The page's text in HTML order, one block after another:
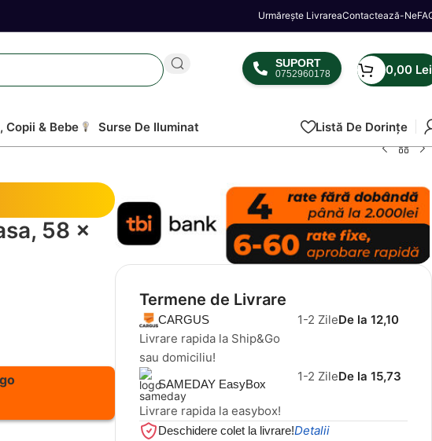
Urmărește LivrareaContactează-Ne
SUPORT
0752960178 0,00 Lei
Copii & Bebe Surse De Iluminat
Listă De Dorințe
58 x
Termene de Livrare
CARGUS
Livrare rapida la Ship&Go
sau domiciliu!
1-2 ZileDe la 12,10
SAMEDAY EasyBox
Livrare rapida la easybox!
1-2 ZileDe la 15,73
Deschidere colet la livrare!Detalii